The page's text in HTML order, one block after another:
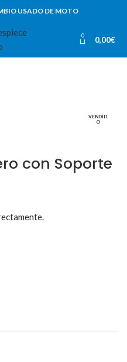
USADO DE MOTO
0 0,00€
VENDID
O
con Soporte